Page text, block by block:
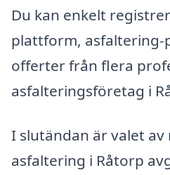
Du kan enkelt
plattform, asfaltering-
offerter från flera
asfalteringsföretag i
I slutändan är valet
asfaltering i Råtorp